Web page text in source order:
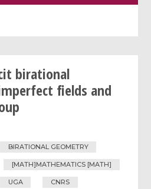
birational
fields and
BIRATIONAL GEOMETRY
[MATH]MATHEMATICS [MATH]
UGA CNRS